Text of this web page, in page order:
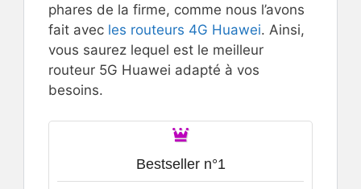
phares de la firme, comme nous l’avons
fait avec les routeurs 4G Huawei. Ainsi,
vous saurez lequel est le meilleur
routeur 5G Huawei adapté à vos
besoins.
Bestseller n°1